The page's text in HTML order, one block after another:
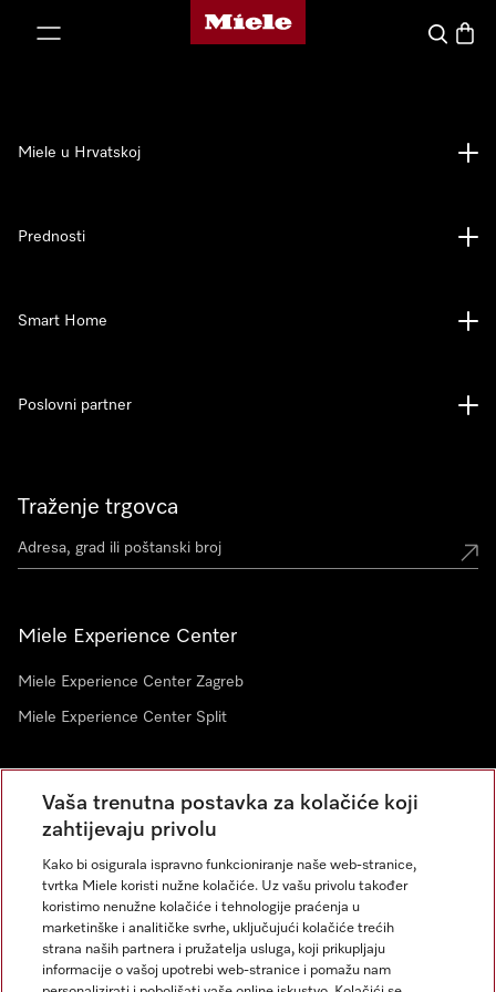
Miele početna stranica
Pretraga
Traženje trgovca
Miele Experience Center
Miele Experience Center Zagreb
Miele Experience Center Split
Newsletter
Miele u Hrvatskoj
Prednosti
Smart Home
Poslovni partner
Vaša trenutna postavka za kolačiće koji
zahtijevaju privolu
Kako bi osigurala ispravno funkcioniranje naše web-stranice,
tvrtka Miele koristi nužne kolačiće. Uz vašu privolu također
koristimo nenužne kolačiće i tehnologije praćenja u
marketinške i analitičke svrhe, uključujući kolačiće trećih
strana naših partnera i pružatelja usluga, koji prikupljaju
informacije o vašoj upotrebi web-stranice i pomažu nam